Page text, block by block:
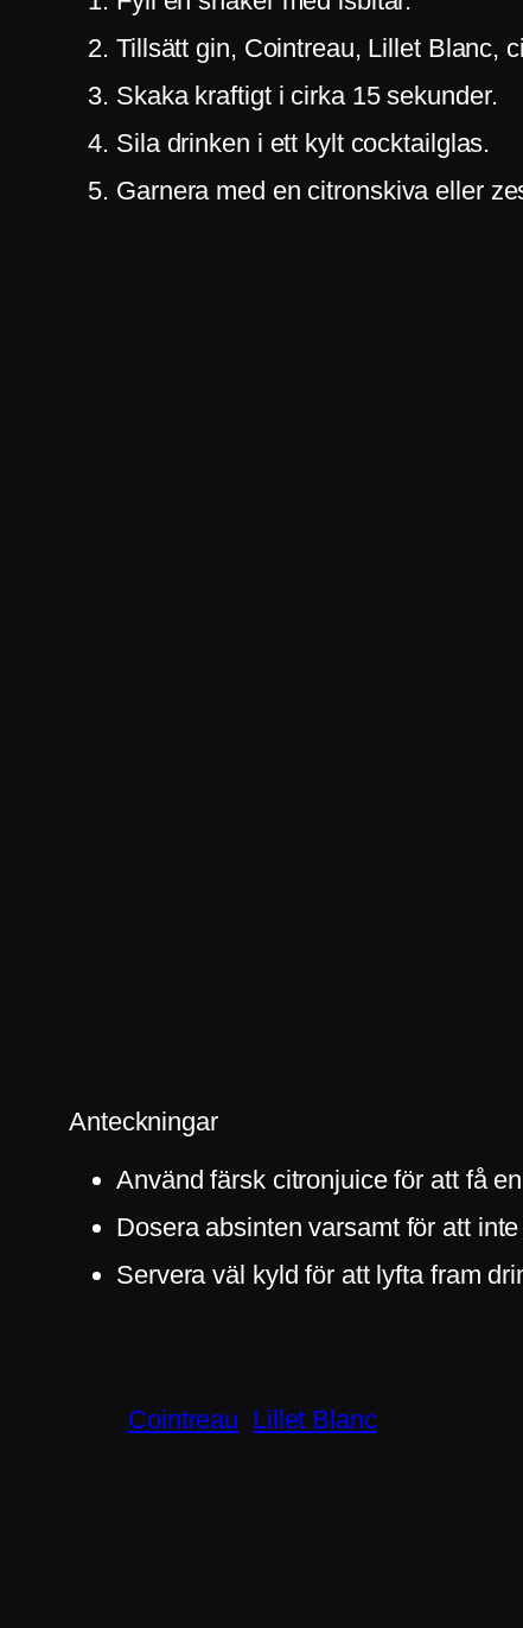
Tillsätt gin, Cointreau, Lillet Blanc,
Skaka kraftigt i cirka 15 sekunder.
Sila drinken i ett kylt cocktailglas.
Garnera med en citronskiva eller
Anteckningar
Använd färsk citronjuice för att få
Dosera absinten varsamt för att
Servera väl kyld för att lyfta fram
Cointreau Lillet Blanc